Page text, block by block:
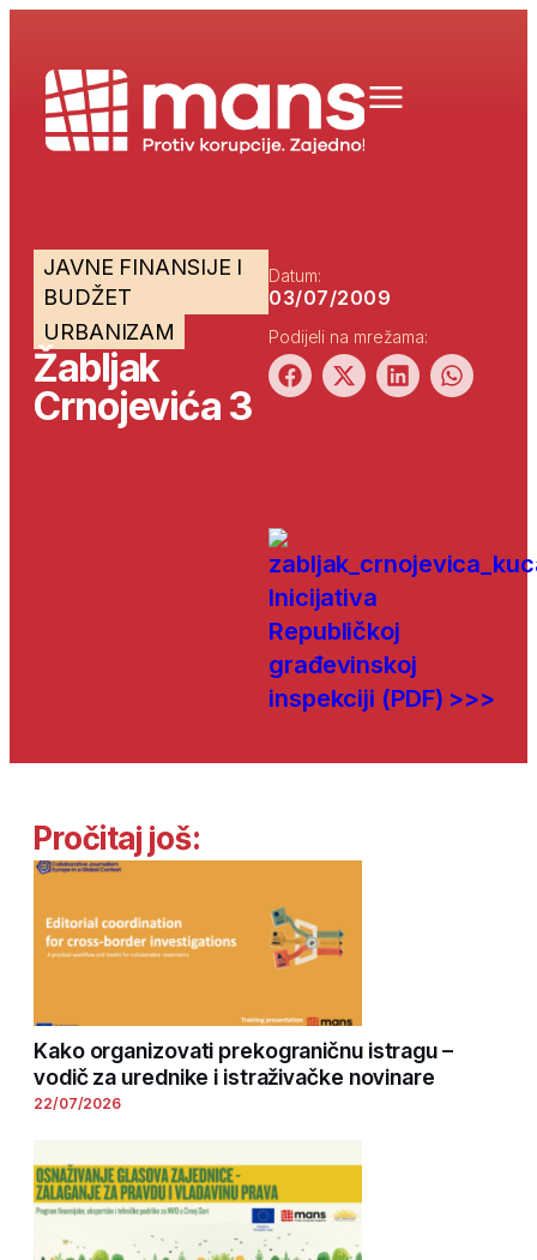
JAVNE FINANSIJE I
BUDŽET
URBANIZAM
Žabljak
Crnojevića 3
Datum:
03/07/2009
Podijeli na mrežama:
Inicijativa
Republičkoj
građevinskoj
inspekciji (PDF) >>>
Pročitaj još:
Kako organizovati prekograničnu istragu –
vodič za urednike i istraživačke novinare
22/07/2026